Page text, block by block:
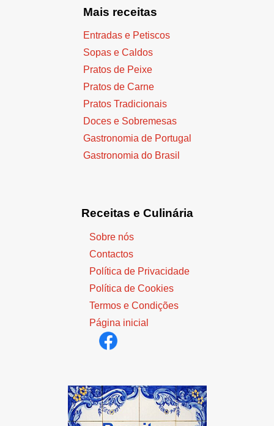
Mais receitas
Entradas e Petiscos
Sopas e Caldos
Pratos de Peixe
Pratos de Carne
Pratos Tradicionais
Doces e Sobremesas
Gastronomia de Portugal
Gastronomia do Brasil
Receitas e Culinária
Sobre nós
Contactos
Política de Privacidade
Política de Cookies
Termos e Condições
Página inicial